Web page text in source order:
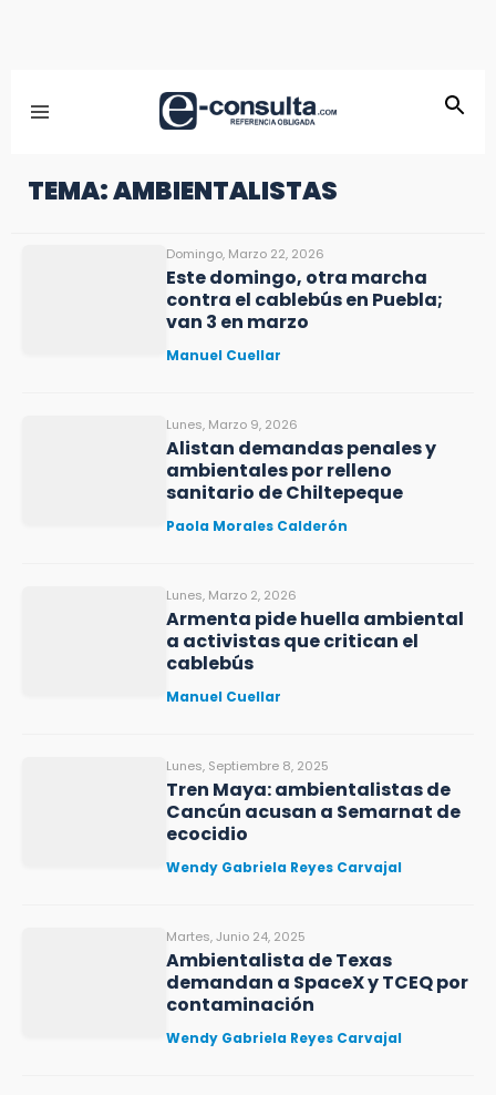
TEMA: AMBIENTALISTAS
Domingo, Marzo 22, 2026
Este domingo, otra marcha
contra el cablebús en Puebla;
van 3 en marzo
Manuel Cuellar
Lunes, Marzo 9, 2026
Alistan demandas penales y
ambientales por relleno
sanitario de Chiltepeque
Paola Morales Calderón
Lunes, Marzo 2, 2026
Armenta pide huella ambiental
a activistas que critican el
cablebús
Manuel Cuellar
Lunes, Septiembre 8, 2025
Tren Maya: ambientalistas de
Cancún acusan a Semarnat de
ecocidio
Wendy Gabriela Reyes Carvajal
Martes, Junio 24, 2025
Ambientalista de Texas
demandan a SpaceX y TCEQ por
contaminación
Wendy Gabriela Reyes Carvajal